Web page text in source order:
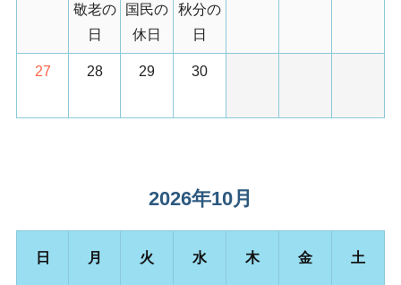
敬老の
日
国民の
休日
秋分の
日
27 28 29 30
2026年10月
日 月 火 水 木 金 土